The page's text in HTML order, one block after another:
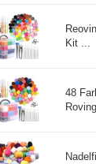
Kit ...
48